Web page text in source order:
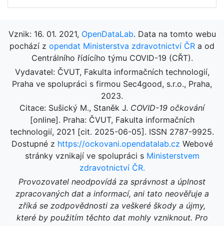
Vznik: 16. 01. 2021, OpenDataLab. Data na tomto webu
pochází z opendat Ministerstva zdravotnictví ČR a od
Centrálního řídícího týmu COVID-19 (CŘT).
Vydavatel: ČVUT, Fakulta informačních technologií,
Praha ve spolupráci s firmou Sec4good, s.r.o., Praha,
2023.
Citace: Sušický M., Staněk J. COVID-19 očkování
[online]. Praha: ČVUT, Fakulta informačních
technologií, 2021 [cit. 2025-06-05]. ISSN 2787-9925.
Dostupné z https://ockovani.opendatalab.cz Webové
stránky vznikají ve spolupráci s Ministerstvem
zdravotnictví ČR.
Provozovatel neodpovídá za správnost a úplnost
zpracovaných dat a informací, ani tato neověřuje a
zříká se zodpovědnosti za veškeré škody a újmy,
které by použitím těchto dat mohly vzniknout. Pro